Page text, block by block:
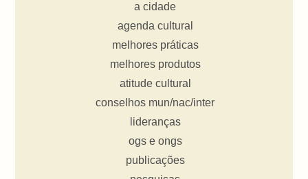
a cidade
agenda cultural
melhores práticas
melhores produtos
atitude cultural
conselhos mun/nac/inter
lideranças
ogs e ongs
publicações